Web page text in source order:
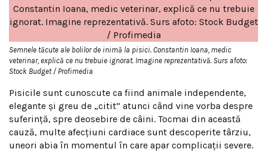
Semnele tăcute ale bolilor de inimă la pisici. Constantin Ioana, medic
veterinar, explică ce nu trebuie ignorat. Imagine reprezentativă. Surs afoto:
Stock Budget / Profimedia
Pisicile sunt cunoscute ca fiind animale independente,
elegante și greu de „citit” atunci când vine vorba despre
suferință, spre deosebire de câini. Tocmai din această
cauză, multe afecțiuni cardiace sunt descoperite târziu,
uneori abia în momentul în care apar complicații severe.